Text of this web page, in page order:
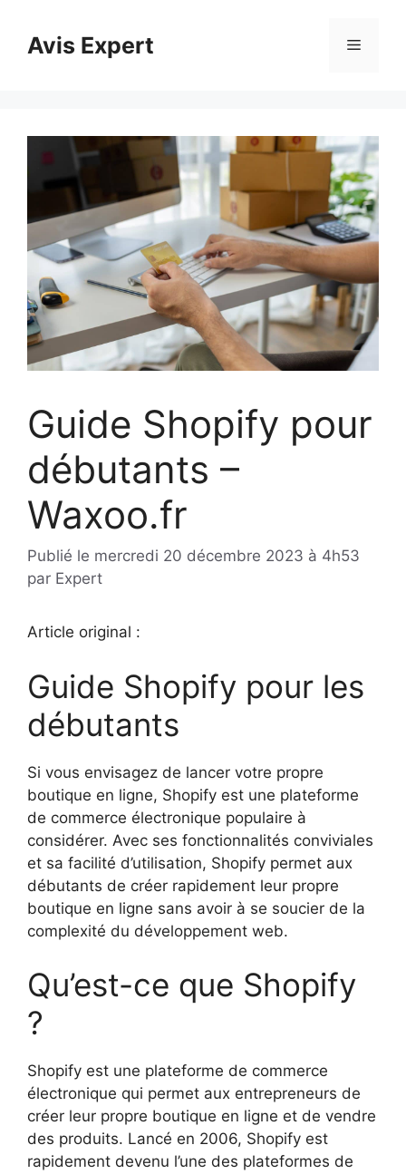
contenuAvis Expert Menu
Guide Shopify pour
débutants –
Waxoo.fr
Publié le mercredi 20 décembre 2023 à 4h53
par Expert
Article original :
Guide Shopify pour les
débutants
Si vous envisagez de lancer votre propre
boutique en ligne, Shopify est une plateforme
de commerce électronique populaire à
considérer. Avec ses fonctionnalités conviviales
et sa facilité d’utilisation, Shopify permet aux
débutants de créer rapidement leur propre
boutique en ligne sans avoir à se soucier de la
complexité du développement web.
Qu’est-ce que Shopify
?
Shopify est une plateforme de commerce
électronique qui permet aux entrepreneurs de
créer leur propre boutique en ligne et de vendre
des produits. Lancé en 2006, Shopify est
rapidement devenu l’une des plateformes de